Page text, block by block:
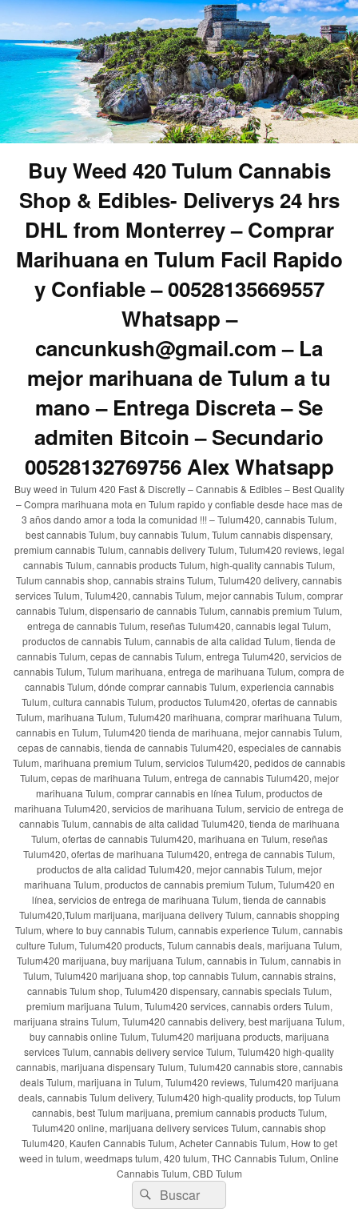
Buy Weed 420 Tulum Cannabis
Shop & Edibles- Deliverys 24 hrs
DHL from Monterrey – Comprar
Marihuana en Tulum Facil Rapido
y Confiable – 00528135669557
Whatsapp –
cancunkush@gmail.com – La
mejor marihuana de Tulum a tu
mano – Entrega Discreta – Se
admiten Bitcoin – Secundario
00528132769756 Alex Whatsapp
Buy weed in Tulum 420 Fast & Discretly – Cannabis & Edibles – Best Quality
– Compra marihuana mota en Tulum rapido y confiable desde hace mas de
3 años dando amor a toda la comunidad !!! – Tulum420, cannabis Tulum,
best cannabis Tulum, buy cannabis Tulum, Tulum cannabis dispensary,
premium cannabis Tulum, cannabis delivery Tulum, Tulum420 reviews, legal
cannabis Tulum, cannabis products Tulum, high-quality cannabis Tulum,
Tulum cannabis shop, cannabis strains Tulum, Tulum420 delivery, cannabis
services Tulum, Tulum420, cannabis Tulum, mejor cannabis Tulum, comprar
cannabis Tulum, dispensario de cannabis Tulum, cannabis premium Tulum,
entrega de cannabis Tulum, reseñas Tulum420, cannabis legal Tulum,
productos de cannabis Tulum, cannabis de alta calidad Tulum, tienda de
cannabis Tulum, cepas de cannabis Tulum, entrega Tulum420, servicios de
cannabis Tulum, Tulum marihuana, entrega de marihuana Tulum, compra de
cannabis Tulum, dónde comprar cannabis Tulum, experiencia cannabis
Tulum, cultura cannabis Tulum, productos Tulum420, ofertas de cannabis
Tulum, marihuana Tulum, Tulum420 marihuana, comprar marihuana Tulum,
cannabis en Tulum, Tulum420 tienda de marihuana, mejor cannabis Tulum,
cepas de cannabis, tienda de cannabis Tulum420, especiales de cannabis
Tulum, marihuana premium Tulum, servicios Tulum420, pedidos de cannabis
Tulum, cepas de marihuana Tulum, entrega de cannabis Tulum420, mejor
marihuana Tulum, comprar cannabis en línea Tulum, productos de
marihuana Tulum420, servicios de marihuana Tulum, servicio de entrega de
cannabis Tulum, cannabis de alta calidad Tulum420, tienda de marihuana
Tulum, ofertas de cannabis Tulum420, marihuana en Tulum, reseñas
Tulum420, ofertas de marihuana Tulum420, entrega de cannabis Tulum,
productos de alta calidad Tulum420, mejor cannabis Tulum, mejor
marihuana Tulum, productos de cannabis premium Tulum, Tulum420 en
línea, servicios de entrega de marihuana Tulum, tienda de cannabis
Tulum420,Tulum marijuana, marijuana delivery Tulum, cannabis shopping
Tulum, where to buy cannabis Tulum, cannabis experience Tulum, cannabis
culture Tulum, Tulum420 products, Tulum cannabis deals, marijuana Tulum,
Tulum420 marijuana, buy marijuana Tulum, cannabis in Tulum, cannabis in
Tulum, Tulum420 marijuana shop, top cannabis Tulum, cannabis strains,
cannabis Tulum shop, Tulum420 dispensary, cannabis specials Tulum,
premium marijuana Tulum, Tulum420 services, cannabis orders Tulum,
marijuana strains Tulum, Tulum420 cannabis delivery, best marijuana Tulum,
buy cannabis online Tulum, Tulum420 marijuana products, marijuana
services Tulum, cannabis delivery service Tulum, Tulum420 high-quality
cannabis, marijuana dispensary Tulum, Tulum420 cannabis store, cannabis
deals Tulum, marijuana in Tulum, Tulum420 reviews, Tulum420 marijuana
deals, cannabis Tulum delivery, Tulum420 high-quality products, top Tulum
cannabis, best Tulum marijuana, premium cannabis products Tulum,
Tulum420 online, marijuana delivery services Tulum, cannabis shop
Tulum420, Kaufen Cannabis Tulum, Acheter Cannabis Tulum, How to get
weed in tulum, weedmaps tulum, 420 tulum, THC Cannabis Tulum, Online
Cannabis Tulum, CBD Tulum
Buscar
por:
Buscar